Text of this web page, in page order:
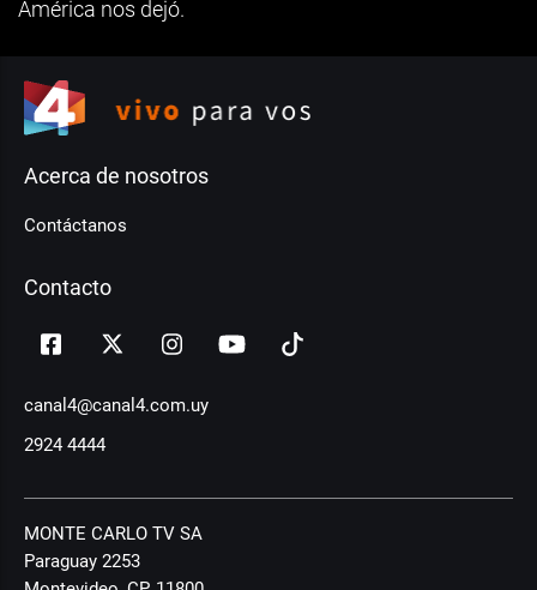
América nos dejó.
Acerca de nosotros
Contáctanos
Contacto
canal4@canal4.com.uy
2924 4444
MONTE CARLO TV SA
Paraguay 2253